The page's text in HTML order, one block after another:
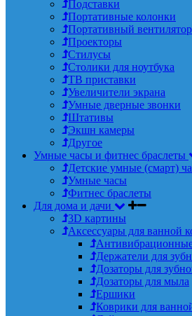
Подставки
Портативные колонки
Портативный вентилятор
Проекторы
Стилусы
Столики для ноутбука
ТВ приставки
Увеличители экрана
Умные дверные звонки
Штативы
Экшн камеры
Другое
Умные часы и фитнес браслеты
Детские умные (смарт)
Умные часы
Фитнес браслеты
Для дома и дачи
3D картины
Аксессуары для ванной
Держатели для
Дозаторы для
Дозаторы для мыла
Ершики
Коврики для